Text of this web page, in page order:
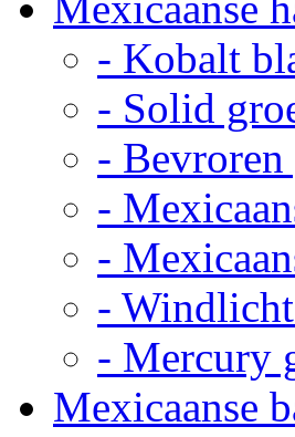
- Kobalt
- Solid
- Bevroren
-
-
-
- Mercury
Mexicaanse